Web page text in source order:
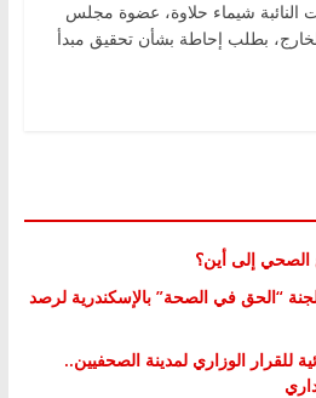
النائبة شيماء حلاوة، عضوة مجلس
بطلب إحاطة بشأن تحقيق مبدأ
إلى أين؟
“الحق في الصحة” بالإسكندرية لرصد
للقرار الوزاري لمدينة الصحفيين..